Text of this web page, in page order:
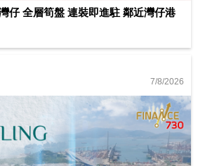
仔 全層筍盤 連裝即進駐 鄰近灣仔港
7/8/2026